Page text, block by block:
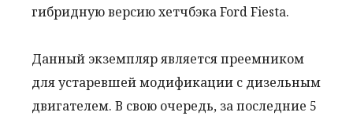
гибридную версию хетчбэка Ford Fiesta.
Данный экземпляр является преемником
для устаревшей модификации с дизельным
двигателем. В свою очередь, за последние 5